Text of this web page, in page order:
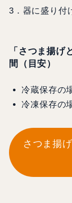
3．器に盛り付
「さつま揚げ
間（目安）
冷蔵保存の
冷凍保存の
さつま揚